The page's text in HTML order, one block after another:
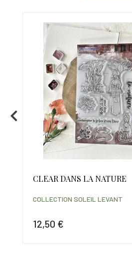
CLEAR DANS LA NATURE
12,50 €
COLLECTION SOLEIL LEVANT